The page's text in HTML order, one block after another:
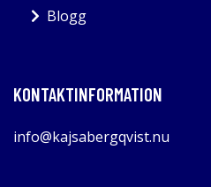
Blogg
KONTAKTINFORMATION
info@kajsabergqvist.nu